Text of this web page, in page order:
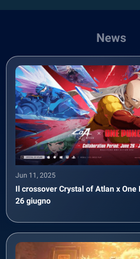
News
Jun 11, 2025
Il crossover Crystal of Atlan x One
26 giugno